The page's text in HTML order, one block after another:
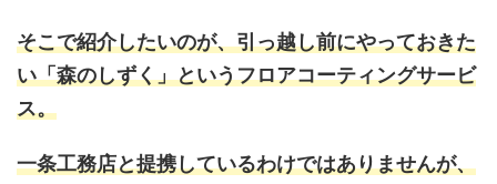
そこで紹介したいのが、引っ越し前にやっておきた
い「森のしずく」というフロアコーティングサービ
ス。
一条工務店と提携しているわけではありませんが、